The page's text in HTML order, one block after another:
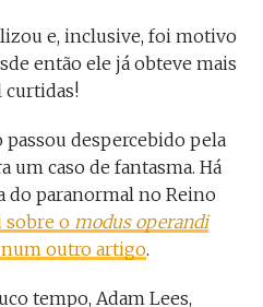
e, inclusive, foi motivo
então ele já obteve mais
curtidas!
despercebido pela
um caso de fantasma. Há
do paranormal no Reino
sobre o modus operandi
outro artigo.
tempo, Adam Lees,